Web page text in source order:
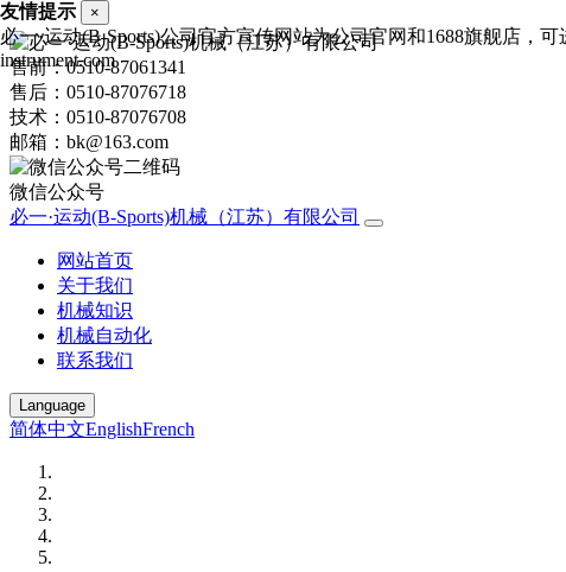
售前：0510-87061341
售后：0510-87076718
技术：0510-87076708
邮箱：bk@163.com
微信公众号
必一·运动(B-Sports)机械（江苏）有限公司
网站首页
关于我们
机械知识
机械自动化
联系我们
Language
简体中文EnglishFrench
友情提示 ×
必一·运动(B-Sports)公司官方宣传网站为公司官网和1688旗舰店，
instrument.com